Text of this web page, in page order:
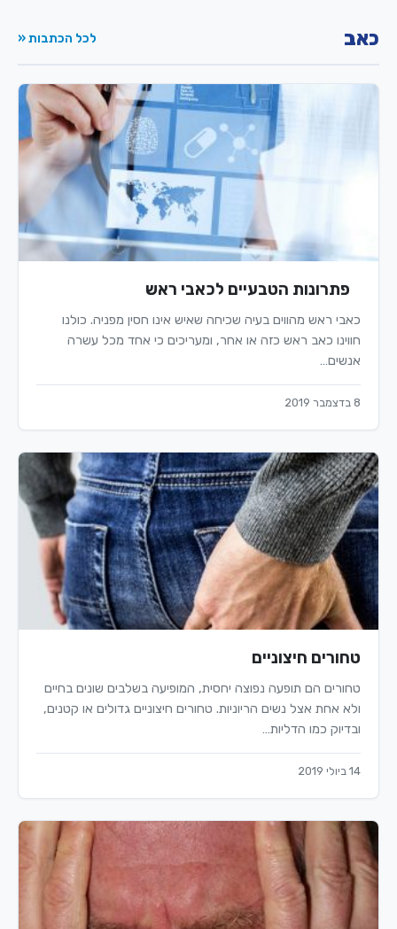
כאב לכל הכתבות «
פתרונות הטבעיים לכאבי ראש
כאבי ראש מהווים בעיה שכיחה שאיש אינו חסין מפניה. כולנו
חווינו כאב ראש כזה או אחר, ומעריכים כי אחד מכל עשרה
אנשים…
8 בדצמבר 2019
טחורים חיצוניים
טחורים הם תופעה נפוצה יחסית, המופיעה בשלבים שונים בחיים
ולא אחת אצל נשים הריוניות. טחורים חיצוניים גדולים או קטנים,
ובדיוק כמו הדליות…
14 ביולי 2019